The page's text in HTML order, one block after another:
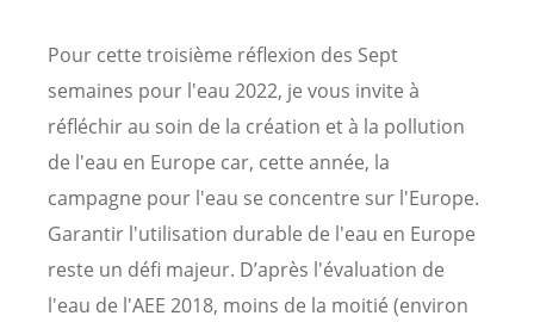
Pour cette troisième réflexion des Sept
semaines pour l'eau 2022, je vous invite à
réfléchir au soin de la création et à la pollution
de l'eau en Europe car, cette année, la
campagne pour l'eau se concentre sur l'Europe.
Garantir l'utilisation durable de l'eau en Europe
reste un défi majeur. D’après l'évaluation de
l'eau de l'AEE 2018, moins de la moitié (environ